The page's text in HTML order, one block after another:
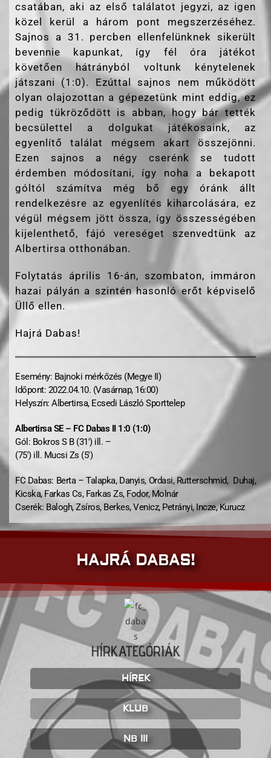
csatában, aki az első találatot jegyzi, az igen
közel kerül a három pont megszerzéséhez.
Sajnos a 31. percben ellenfelünknek sikerült
bevennie kapunkat, így fél óra játékot
követően hátrányból voltunk kénytelenek
játszani (1:0). Ezúttal sajnos nem működött
olyan olajozottan a gépezetünk mint eddig, ez
pedig tükröződött is abban, hogy bár tették
becsülettel a dolgukat játékosaink, az
egyenlítő találat mégsem akart összejönni.
Ezen sajnos a négy cserénk se tudott
érdemben módosítani, így noha a bekapott
góltól számítva még bő egy óránk állt
rendelkezésre az egyenlítés kiharcolására, ez
végül mégsem jött össza, így összességében
kijelenthető, fájó vereséget szenvedtünk az
Albertirsa otthonában.
Folytatás április 16-án, szombaton, immáron
hazai pályán a szintén hasonló erőt képviselő
Üllő ellen.
Hajrá Dabas!
Esemény: Bajnoki mérkőzés (Megye II)
Időpont: 2022.04.10. (Vasárnap, 16:00)
Helyszín: Albertirsa, Ecsedi László Sporttelep
Albertirsa SE – FC Dabas II 1:0 (1:0)
Gól: Bokros S B (31′) ill. –
(75′) ill. Mucsi Zs (5′)
FC Dabas: Berta – Talapka, Danyis, Ordasi, Rutterschmid, Duhaj,
Kicska, Farkas Cs, Farkas Zs, Fodor, Molnár
Cserék: Balogh, Zsíros, Berkes, Venicz, Petrányi, Incze, Kurucz
HAJRÁ DABAS!
HÍRKATEGÓRIÁK
HÍREK
KLUB
NB III